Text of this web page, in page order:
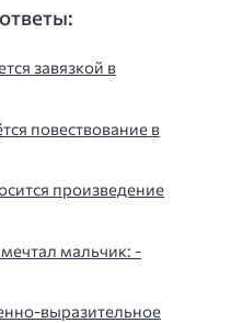
завязкой в
повествование в
произведение
мальчик: -
выразительное